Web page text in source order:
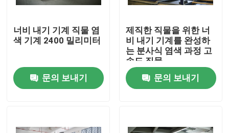
제품 소개
허풍 너비 내기 기계
너비 내기 기계 직물 염
색 기계 2400 밀리미터
문의 보내기
제직한 직물을 위한 너
비 내기 기계를 완성하
는 분사식 염색 과정 고
속도 직물
문의 보내기